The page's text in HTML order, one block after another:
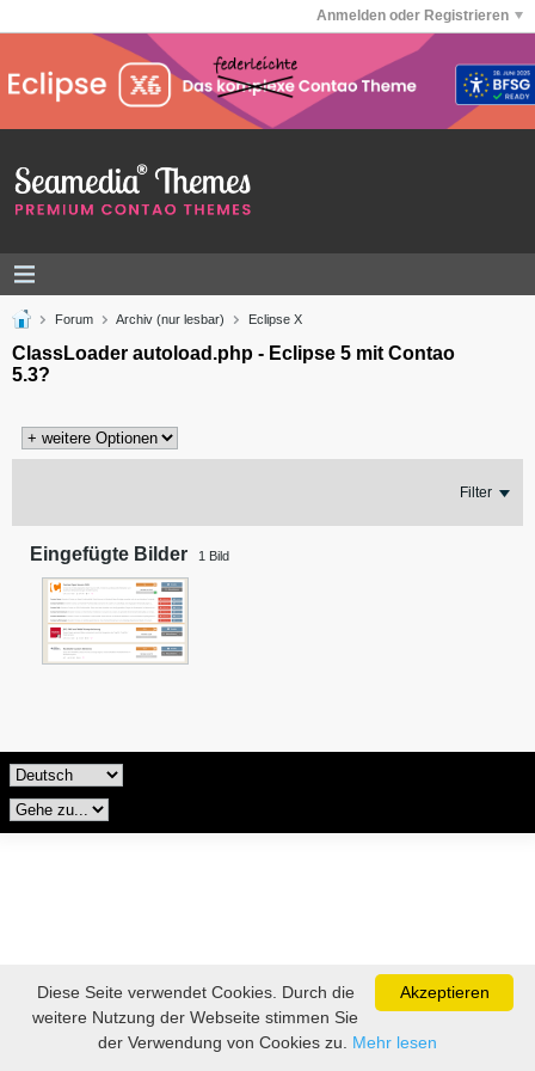
Anmelden oder Registrieren
Forum Archiv (nur lesbar) Eclipse X
ClassLoader autoload.php - Eclipse 5 mit Contao
5.3?
Filter
Eingefügte Bilder 1 Bild
Akzeptieren
Diese Seite verwendet Cookies. Durch die
weitere Nutzung der Webseite stimmen Sie
der Verwendung von Cookies zu. Mehr lesen